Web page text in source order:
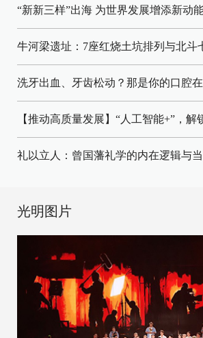
“新新三样”出海 为世界发展增添新动
牛河梁遗址：7座红烧土坑排列与北斗
洗牙出血、牙齿松动？那是你的口腔
【推动高质量发展】“人工智能+”，解
礼以立人：曾国藩礼学的内在逻辑与
光明图片